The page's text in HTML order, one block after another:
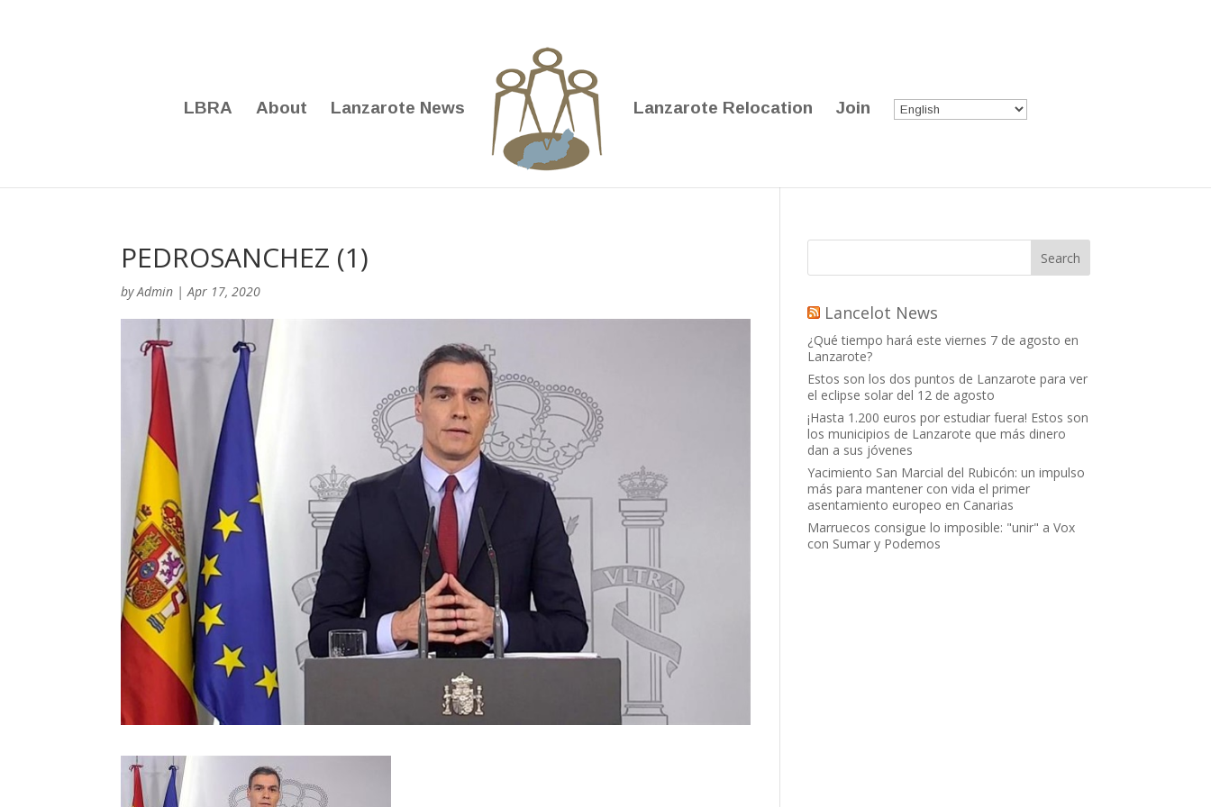
LBRA About Lanzarote News Lanzarote Relocation Join
PEDROSANCHEZ (1)
byAdmin |Apr 17, 2020
Lancelot News
¿Qué tiempo hará este viernes 7 de agosto en
Lanzarote?
Estos son los dos puntos de Lanzarote para ver
el eclipse solar del 12 de agosto
¡Hasta 1.200 euros por estudiar fuera! Estos son
los municipios de Lanzarote que más dinero
dan a sus jóvenes
Yacimiento San Marcial del Rubicón: un impulso
más para mantener con vida el primer
asentamiento europeo en Canarias
Marruecos consigue lo imposible: "unir" a Vox
con Sumar y Podemos